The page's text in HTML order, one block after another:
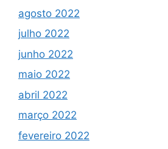
agosto 2022
julho 2022
junho 2022
maio 2022
abril 2022
março 2022
fevereiro 2022